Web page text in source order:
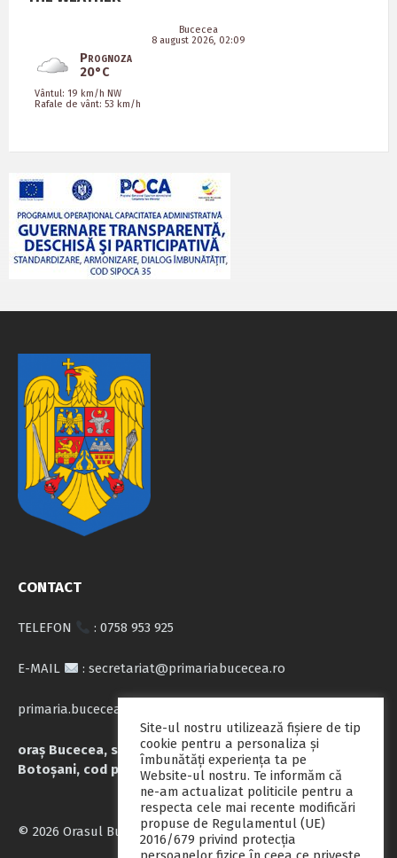
Bucecea
8 august 2026, 02:09
Prognoza
20°C
Vântul: 19 km/h NW
Rafale de vânt: 53 km/h
CONTACT
TELEFON : 0758 953 925
E-MAIL : secretariat@primariabucecea.ro
primaria.bucecea@yahoo.com
oraș Bucecea, str. Calea Națională nr.71, județul
Botoșani, cod poștal 717045
© 2026 Orasul Bucecea
Site-ul nostru utilizează fişiere de tip
cookie pentru a personaliza și
îmbunătăți experiența ta pe
Website-ul nostru. Te informăm că
ne-am actualizat politicile pentru a
respecta cele mai recente modificări
propuse de Regulamentul (UE)
2016/679 privind protecția